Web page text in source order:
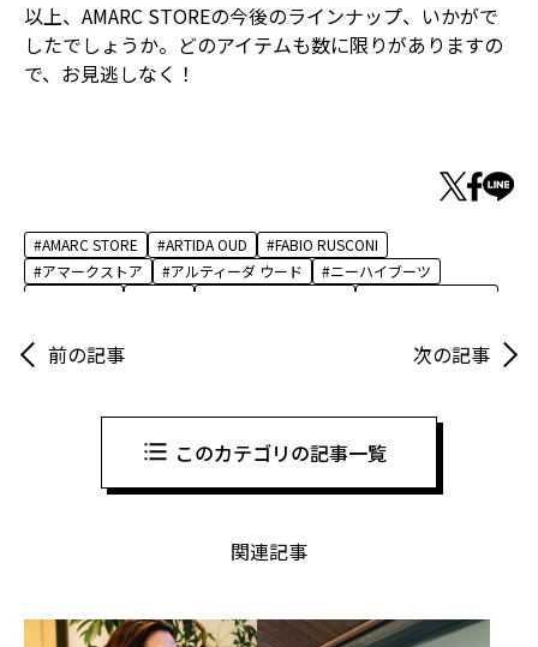
以上、AMARC STOREの今後のラインナップ、いかがで
したでしょうか。どのアイテムも数に限りがありますの
で、お見逃しなく！
AMARC STORE ARTIDA OUD
FABIO RUSCONI
アマークストア
アルティーダ ウード
ニーハイブーツ
前の記事 次の記事
このカテゴリの記事一覧
関連記事